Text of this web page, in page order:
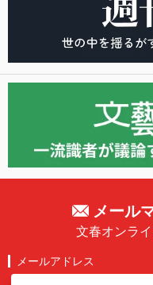
メール
文春オンラ
メールアドレス